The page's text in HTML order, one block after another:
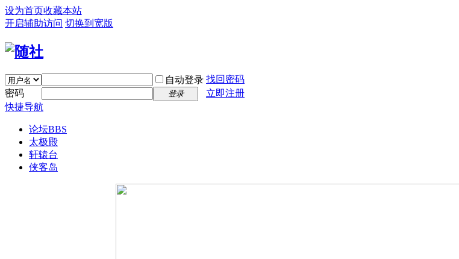
设为首页收藏本站
开启辅助访问 切换到宽版
自动登录 找回密码
密码
登录
立即注册
快捷导航
论坛BBS
太极殿
轩辕台
侠客岛